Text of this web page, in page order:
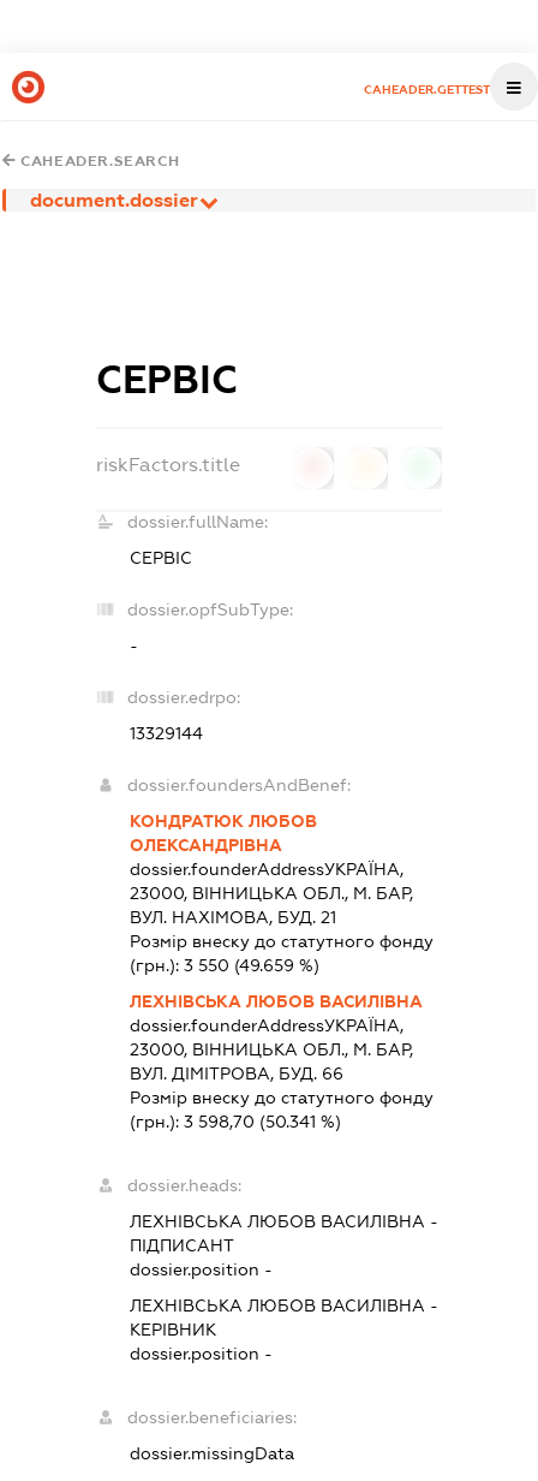
CAHEADER.GETTEST
CAHEADER.SEARCH
document.dossier
СЕРВІС
riskFactors.title
dossier.fullName:
СЕРВІС
dossier.opfSubType:
-
dossier.edrpo:
13329144
dossier.foundersAndBenef:
КОНДРАТЮК ЛЮБОВ
ОЛЕКСАНДРІВНА
dossier.founderAddressУКРАЇНА,
23000, ВIННИЦЬКА ОБЛ., М. БАР,
ВУЛ. НАХІМОВА, БУД. 21
Розмір внеску до статутного фонду
(грн.):3 550 (49.659 %)
ЛЕХНІВСЬКА ЛЮБОВ ВАСИЛІВНА
dossier.founderAddressУКРАЇНА,
23000, ВIННИЦЬКА ОБЛ., М. БАР,
ВУЛ. ДІМІТРОВА, БУД. 66
Розмір внеску до статутного фонду
(грн.):3 598,70 (50.341 %)
dossier.heads:
ЛЕХНІВСЬКА ЛЮБОВ ВАСИЛІВНА -
ПІДПИСАНТ
dossier.position -
ЛЕХНІВСЬКА ЛЮБОВ ВАСИЛІВНА -
КЕРІВНИК
dossier.position -
dossier.beneficiaries:
dossier.missingData